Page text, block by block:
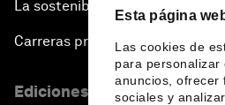
Esta página
Las cookies de
para
anuncios, ofrecer
sociales y
La sostenibilidad en el Foro
Carreras profesionales
Ediciones en otros idiomas